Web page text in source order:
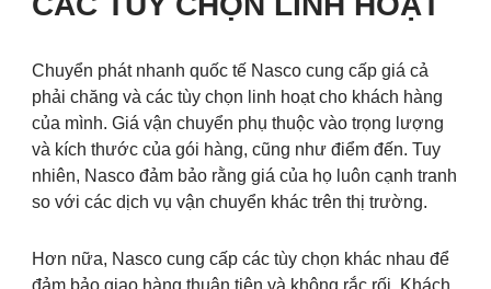
Chuyển phát nhanh quốc tế Nasco cung cấp giá cả
phải chăng và các tùy chọn linh hoạt cho khách hàng
của mình. Giá vận chuyển phụ thuộc vào trọng lượng
và kích thước của gói hàng, cũng như điểm đến. Tuy
nhiên, Nasco đảm bảo rằng giá của họ luôn cạnh tranh
so với các dịch vụ vận chuyển khác trên thị trường.
Hơn nữa, Nasco cung cấp các tùy chọn khác nhau để
đảm bảo giao hàng thuận tiện và không rắc rối. Khách